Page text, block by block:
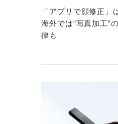
「アプリで顔修正」
海外では“写真加工”
律も